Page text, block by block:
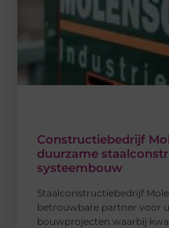
Constructiebedrijf
duurzame
systeembouw
Staalconstructiebedrijf
betrouwbare partner voor
bouwprojecten waarbij